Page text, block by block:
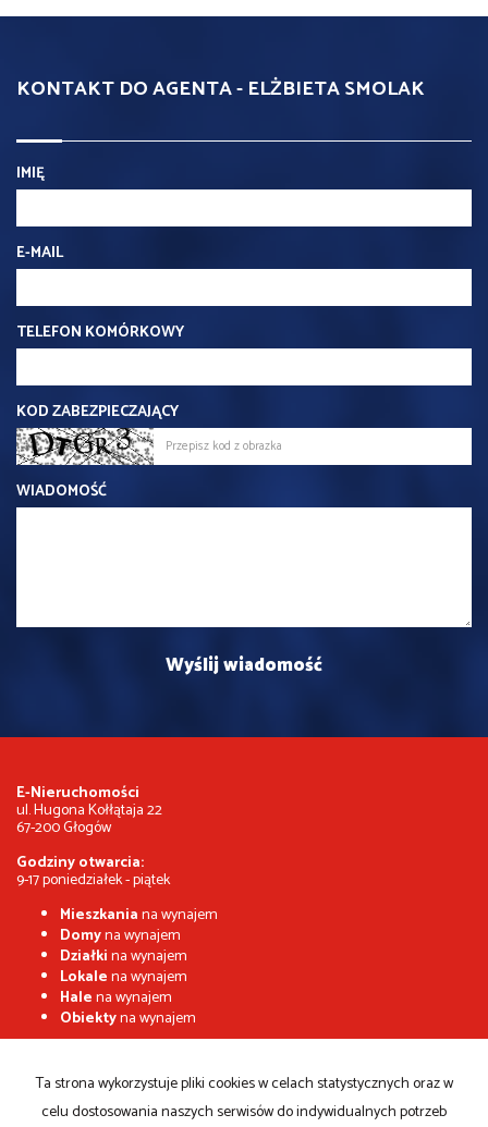
KONTAKT DO AGENTA - ELŻBIETA SMOLAK
IMIĘ
E-MAIL
TELEFON KOMÓRKOWY
KOD ZABEZPIECZAJĄCY
WIADOMOŚĆ
E-Nieruchomości
ul. Hugona Kołłątaja 22
67-200 Głogów
Godziny otwarcia:
9-17 poniedziałek - piątek
Mieszkaniana wynajem
Domyna wynajem
Działkina wynajem
Lokalena wynajem
Halena wynajem
Obiektyna wynajem
Domyna sprzedaż
Działkina sprzedaż
Lokalena sprzedaż
Ta strona wykorzystuje pliki cookies w celach statystycznych oraz w
celu dostosowania naszych serwisów do indywidualnych potrzeb